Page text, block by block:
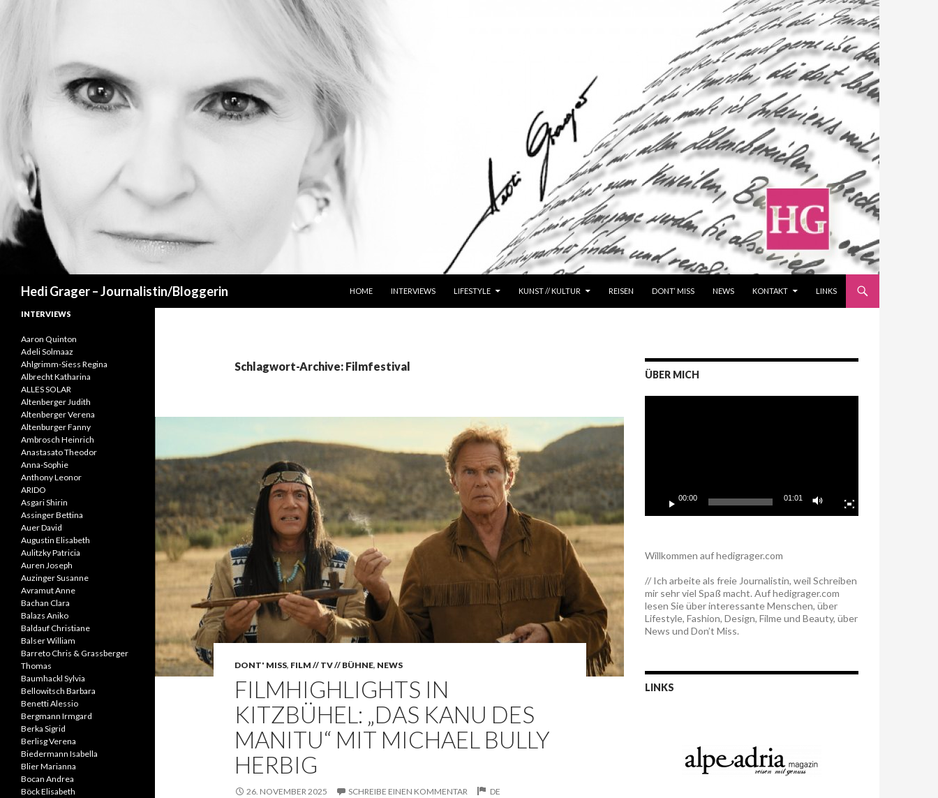
Hedi Grager – Journalistin/Bloggerin
HOME
INTERVIEWS LIFESTYLE KUNST // KULTUR REISEN DONT‘ MISS NEWS KONTAKT LINKS
Schlagwort-Archive: Filmfestival
DONT' MISS, FILM // TV // BÜHNE, NEWS
FILMHIGHLIGHTS IN
KITZBÜHEL: „DAS KANU DES
MANITU“ MIT MICHAEL BULLY
HERBIG
26. NOVEMBER 2025 SCHREIBE EINEN KOMMENTAR DE
ÜBER MICH
00:00 01:01
Willkommen auf hedigrager.com
// Ich arbeite als freie Journalistin, weil Schreiben
mir sehr viel Spaß macht. Auf hedigrager.com
lesen Sie über interessante Menschen, über
Lifestyle, Fashion, Design, Filme und Beauty, über
News und Don’t Miss.
LINKS
INTERVIEWS
Aaron Quinton
Adeli Solmaaz
Ahlgrimm-Siess Regina
Albrecht Katharina
ALLES SOLAR
Altenberger Judith
Altenberger Verena
Altenburger Fanny
Ambrosch Heinrich
Anastasato Theodor
Anna-Sophie
Anthony Leonor
ARIDO
Asgari Shirin
Assinger Bettina
Auer David
Augustin Elisabeth
Aulitzky Patricia
Auren Joseph
Auzinger Susanne
Avramut Anne
Bachan Clara
Balazs Aniko
Baldauf Christiane
Balser William
Barreto Chris & Grassberger
Thomas
Baumhackl Sylvia
Bellowitsch Barbara
Benetti Alessio
Bergmann Irmgard
Berka Sigrid
Berlisg Verena
Biedermann Isabella
Blier Marianna
Bocan Andrea
Böck Elisabeth